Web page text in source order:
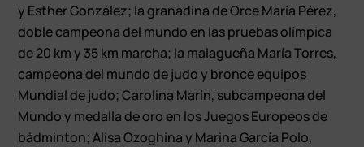
y Esther González; la granadina de Orce María Pérez,
doble campeona del mundo en las pruebas olímpica
de 20 km y 35 km marcha; la malagueña María Torres,
campeona del mundo de judo y bronce equipos
Mundial de judo; Carolina Marín, subcampeona del
Mundo y medalla de oro en los Juegos Europeos de
bádminton; Alisa Ozoghina y Marina García Polo,